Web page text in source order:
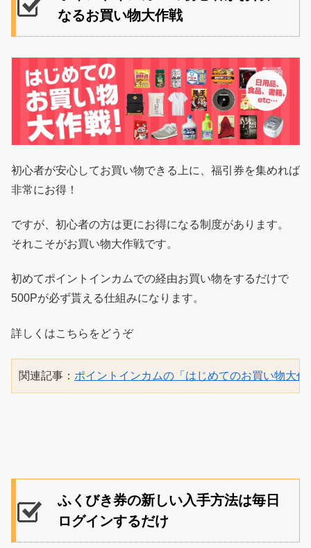
なるお買い物大作戦
初心者が安心してお買い物できる上に、福引券を集めれば
非常にお得！
ですが、初心者の方は更にお得になる制度があります。
それこそがお買い物大作戦です。
初めてポイントインカムでの経由お買い物をするだけで
500Pが必ず貰える仕組みになります。
詳しくはこちらをどうぞ
関連記事： ポイントインカムの「はじめてのお買い物大作
ふくびき券の新しい入手方法は毎日
ログインするだけ